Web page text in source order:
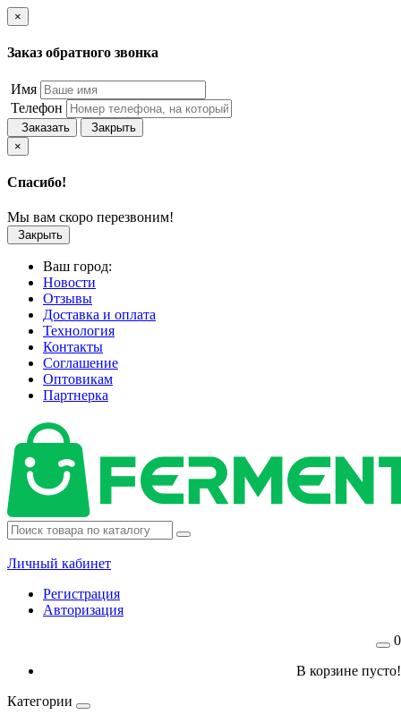
×
Заказ обратного звонка
Имя
Телефон
Заказать
Закрыть
×
Спасибо!
Мы вам скоро перезвоним!
Закрыть
Ваш город:
Новости
Отзывы
Доставка и оплата
Технология
Контакты
Соглашение
Оптовикам
Партнерка
Личный кабинет
Регистрация
Авторизация
0
В корзине пусто!
Категории